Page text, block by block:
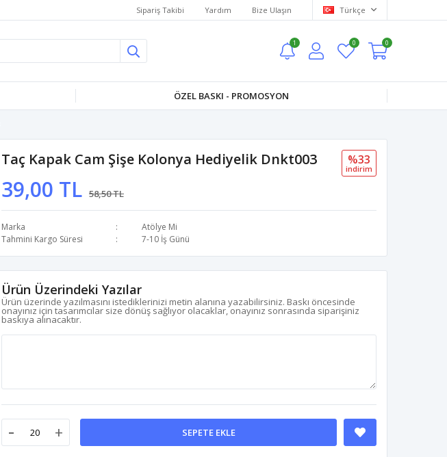
Sipariş Takibi Yardım Bize Ulaşın Türkçe
1 0 0
ÖZEL BASKI - PROMOSYON
Taç Kapak Cam Şişe Kolonya Hediyelik Dnkt003
39,00 TL 58,50 TL
%33
i̇ndi̇ri̇m
Marka
Atölye Mi
Tahmini Kargo Süresi
7-10 İş Günü
Ürün Üzerindeki Yazılar
Ürün üzerinde yazılmasını istediklerinizi metin alanına yazabilirsiniz. Baskı öncesinde
onayınız için tasarımcılar size dönüş sağlıyor olacaklar, onayınız sonrasında siparişiniz
baskıya alınacaktır.
- + SEPETE EKLE